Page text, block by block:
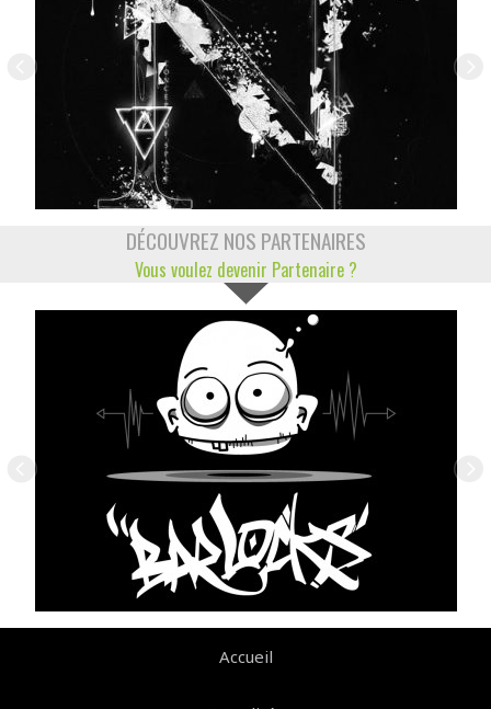
DÉCOUVREZ NOS PARTENAIRES
Vous voulez devenir Partenaire ?
Accueil